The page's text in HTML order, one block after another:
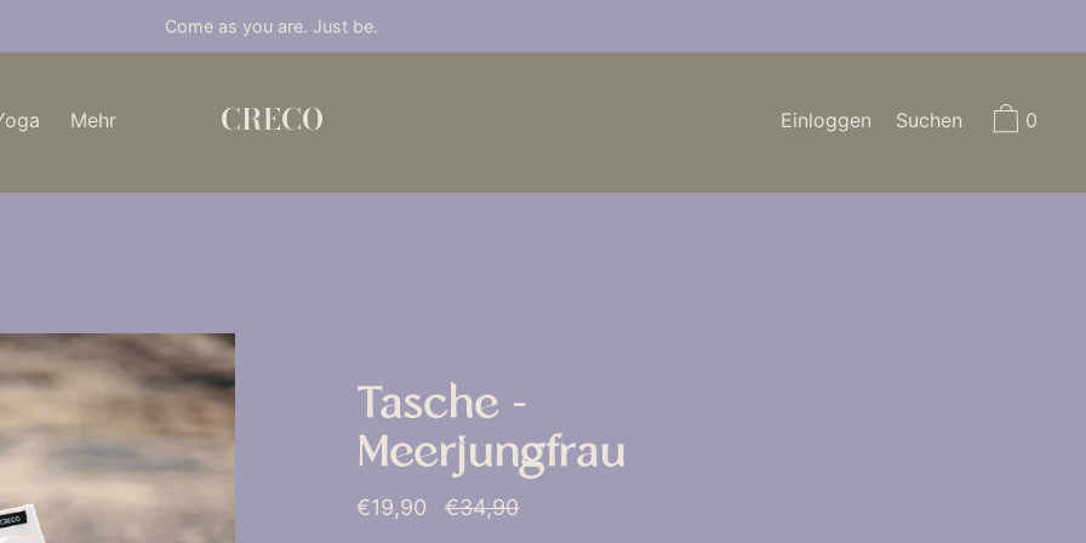
Come as you are. Just be.
Mehr CRECO Einloggen Suchen 0
Tasche -
Meerjungfrau
€19,90
Normaler
€34,90